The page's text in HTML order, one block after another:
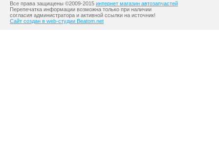
Все права защищены ©2009-2015 интернет магазин автозапчастей
Перепечатка информации возможна только при наличии
согласия администратора и активной ссылки на источник!
Сайт создан в web-студии Beatom.net